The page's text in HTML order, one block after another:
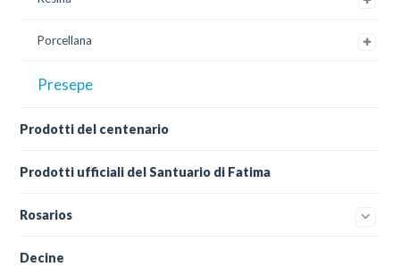
Porcellana
Presepe
Prodotti del centenario
Prodotti ufficiali del Santuario di Fatima
Rosarios
Decine